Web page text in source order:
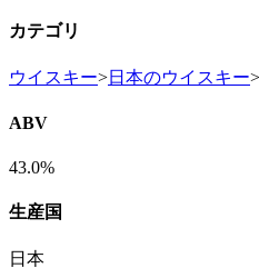
カテゴリ
ウイスキー>日本のウイスキー>
ABV
43.0%
生産国
日本